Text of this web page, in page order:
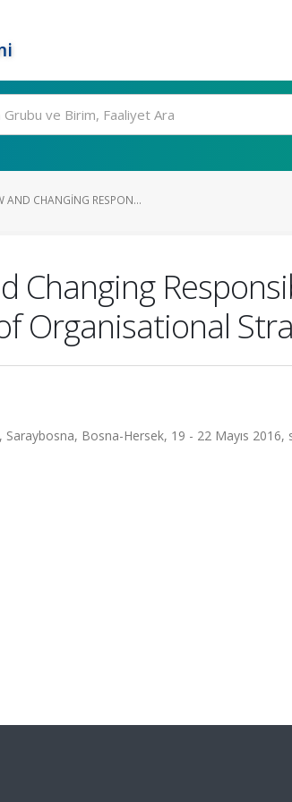
AND CHANGING RESPON...
Changing
Organisational
Bosna-Hersek, 19 - 22 Mayıs 2016,